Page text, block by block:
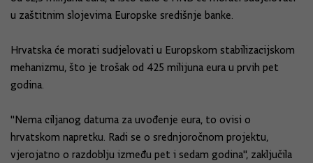
u zaštitnim slojevima Europske središnje banke.
Hrvatska će morati sudjelovati u Europskom stabilizacijskom
mehanizmu, što je trošak od 425 milijuna eura u prvih pet
godina.
"Nema ciljanog datuma za uvođenje eura, to ovisi o
hrvatskom napretku. Radi se o srednjoročnom projektu,
vjerojatno o razdoblju između pet i sedam godina", zaključila